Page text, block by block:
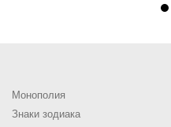
Монополия
Знаки зодиака